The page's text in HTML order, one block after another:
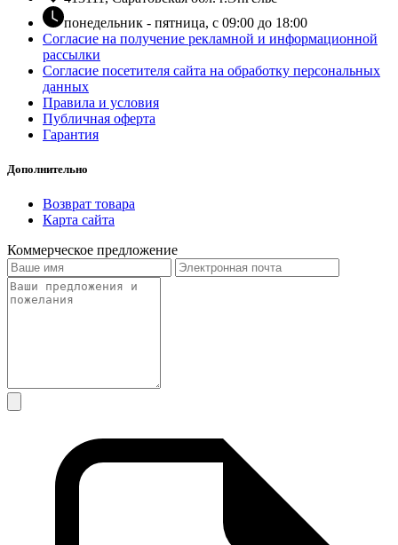
понедельник - пятница, с 09:00 до 18:00
Согласие на получение рекламной и информационной
рассылки
Согласие посетителя сайта на обработку персональных
данных
Правила и условия
Публичная оферта
Гарантия
Дополнительно
Возврат товара
Карта сайта
Коммерческое предложение